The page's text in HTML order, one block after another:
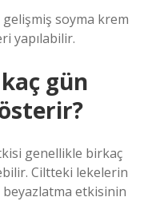
soyma krem
yapılabilir.
gün
genellikle birkaç
Ciltteki lekelerin
etkisinin